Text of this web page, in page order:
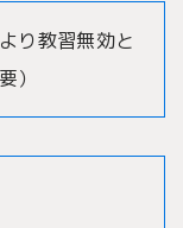
り教習無効と
）